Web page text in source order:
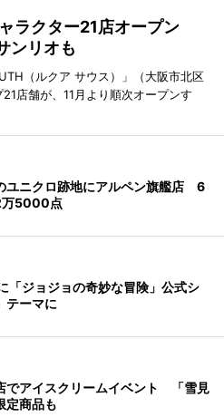
ラクター21店オープン
ンリオも
（ルクア サウス）」（大阪市北区
店舗が、11月より順次オープンす
ユニクロ跡地にアルペン旗艦店 6
万5000点
「ジョジョの奇妙な冒険」公式シ
ーマに
でアイスクリームイベント 「雪見
定商品も